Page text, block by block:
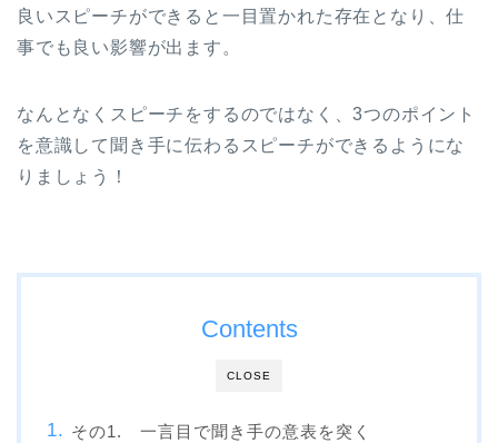
良いスピーチができると一目置かれた存在となり、仕
事でも良い影響が出ます。
なんとなくスピーチをするのではなく、3つのポイント
を意識して聞き手に伝わるスピーチができるようにな
りましょう！
CLOSE
Contents
その1. 一言目で聞き手の意表を突く